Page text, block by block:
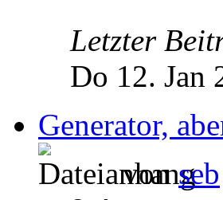
Letzter
Do 12. Jan
Generator,
vonseb